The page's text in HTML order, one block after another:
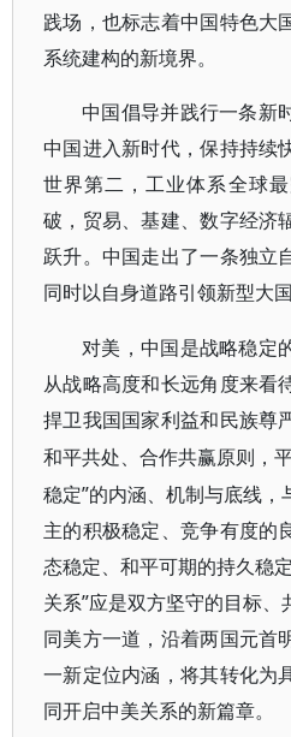
践场，也标志着中国特色大
系统建构的新境界。
中国倡导并践行一条新
中国进入新时代，保持持续
世界第二，工业体系全球
破，贸易、基建、数字经济
跃升。中国走出了一条独立
同时以自身道路引领新型大
对美，中国是战略稳定
从战略高度和长远角度来看
捍卫我国国家利益和民族尊
和平共处、合作共赢原则，
稳定”的内涵、机制与底线
主的积极稳定、竞争有度的
态稳定、和平可期的持久稳
关系”应是双方坚守的目标
同美方一道，沿着两国元首
一新定位内涵，将其转化为
同开启中美关系的新篇章。